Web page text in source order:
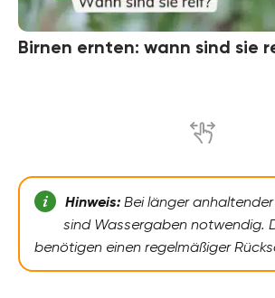
Birnen ernten: wann sind sie
Hinweis: Bei länger
sind Wassergaben notwendig.
benötigen einen regelmäßiger